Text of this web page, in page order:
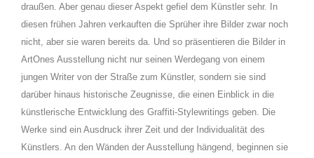
draußen. Aber genau dieser Aspekt gefiel dem Künstler sehr. In
diesen frühen Jahren verkauften die Sprüher ihre Bilder zwar noch
nicht, aber sie waren bereits da. Und so präsentieren die Bilder in
ArtOnes Ausstellung nicht nur seinen Werdegang von einem
jungen Writer von der Straße zum Künstler, sondern sie sind
darüber hinaus historische Zeugnisse, die einen Einblick in die
künstlerische Entwicklung des Graffiti-Stylewritings geben. Die
Werke sind ein Ausdruck ihrer Zeit und der Individualität des
Künstlers. An den Wänden der Ausstellung hängend, beginnen sie